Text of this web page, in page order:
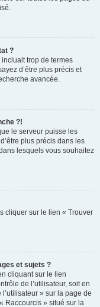
?
trop de termes
d’être plus précis et
avancée.
?!
le serveur puisse les
plus précis dans les
lesquels vous souhaitez
cliquer sur le lien « Trouver
et sujets ?
cliquant sur le lien
de l’utilisateur, soit en
» sur la page de
Raccourcis » situé sur la